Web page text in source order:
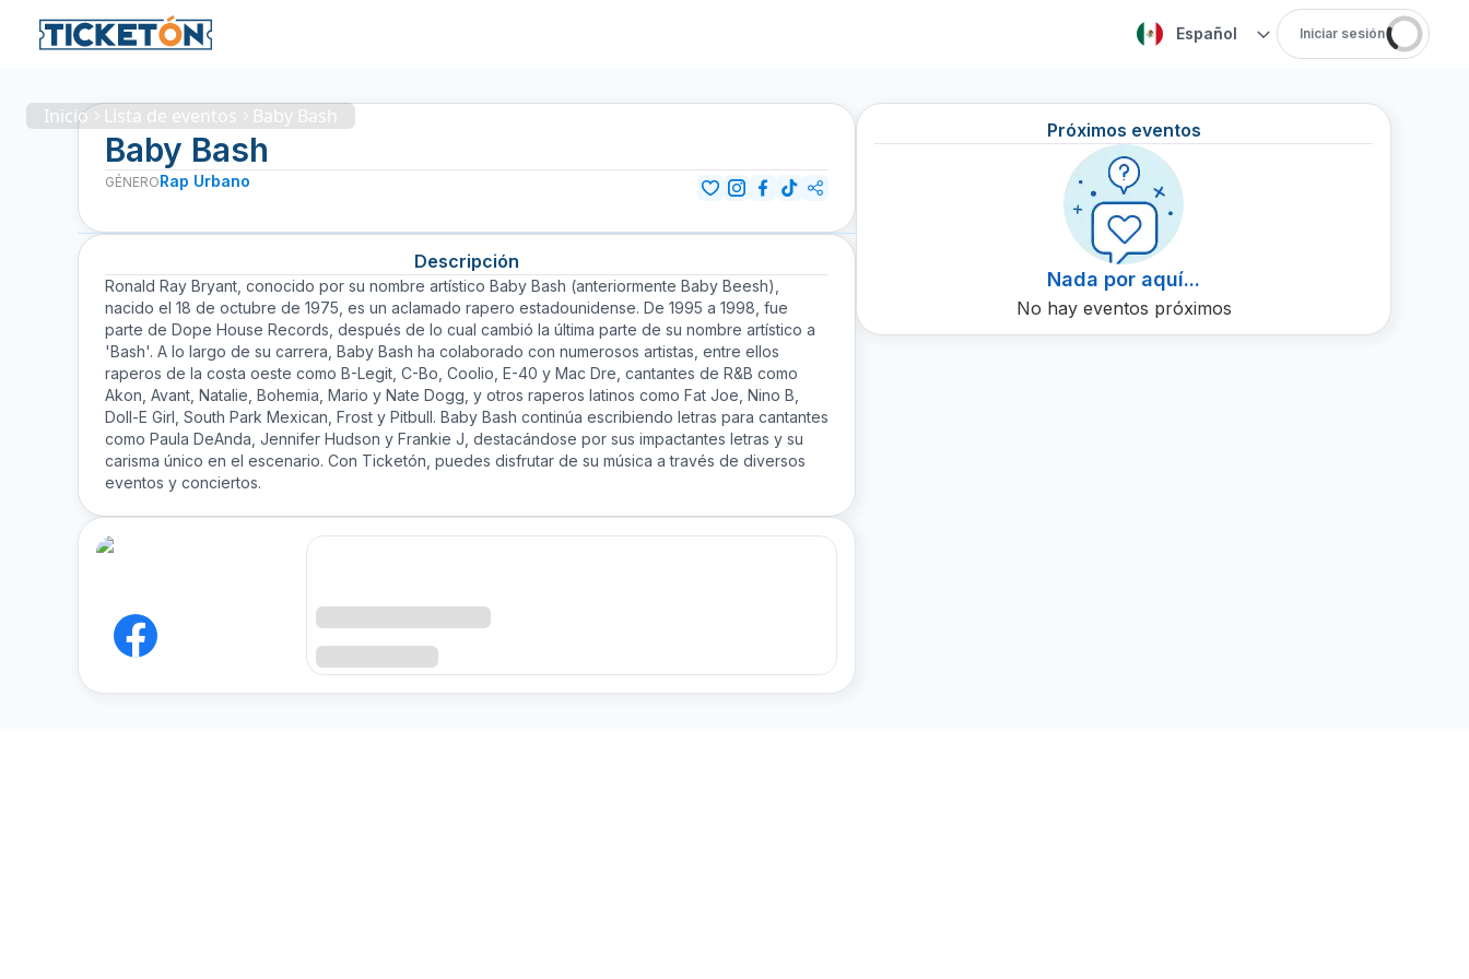
Español Iniciar sesión
Inicio Lista de eventos Baby Bash
Baby Bash
GÉNERORap Urbano
Descripción
Ronald Ray Bryant, conocido por su nombre artístico Baby Bash (anteriormente Baby Beesh),
nacido el 18 de octubre de 1975, es un aclamado rapero estadounidense. De 1995 a 1998, fue
parte de Dope House Records, después de lo cual cambió la última parte de su nombre artístico a
'Bash'. A lo largo de su carrera, Baby Bash ha colaborado con numerosos artistas, entre ellos
raperos de la costa oeste como B-Legit, C-Bo, Coolio, E-40 y Mac Dre, cantantes de R&B como
Akon, Avant, Natalie, Bohemia, Mario y Nate Dogg, y otros raperos latinos como Fat Joe, Nino B,
Doll-E Girl, South Park Mexican, Frost y Pitbull. Baby Bash continúa escribiendo letras para cantantes
como Paula DeAnda, Jennifer Hudson y Frankie J, destacándose por sus impactantes letras y su
carisma único en el escenario. Con Ticketón, puedes disfrutar de su música a través de diversos
eventos y conciertos.
Próximos eventos
Nada por aquí...
No hay eventos próximos